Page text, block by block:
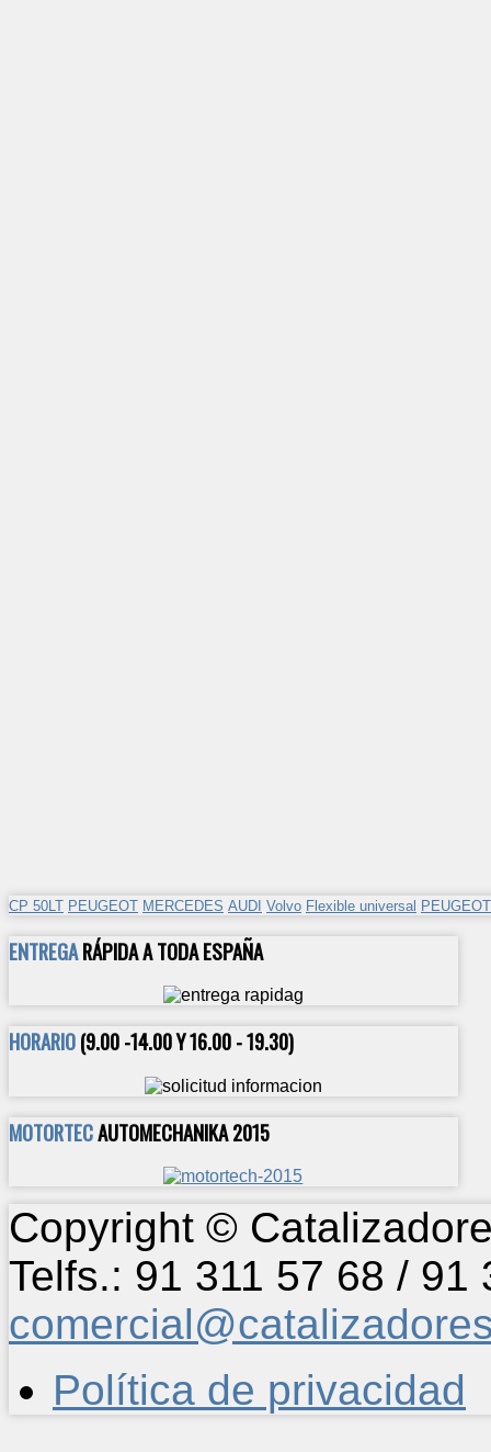
CP 50LT PEUGEOT MERCEDES AUDI Volvo Flexible universal PEUGEOT
ENTREGARÁPIDA A TODA ESPAÑA
HORARIO(9.00 -14.00 Y 16.00 - 19.30)
MOTORTECAUTOMECHANIKA 2015
Copyright ©
Telfs.: 91 311 57 68 /
Política de privacidad